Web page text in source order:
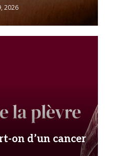
2026
on d’un cancer